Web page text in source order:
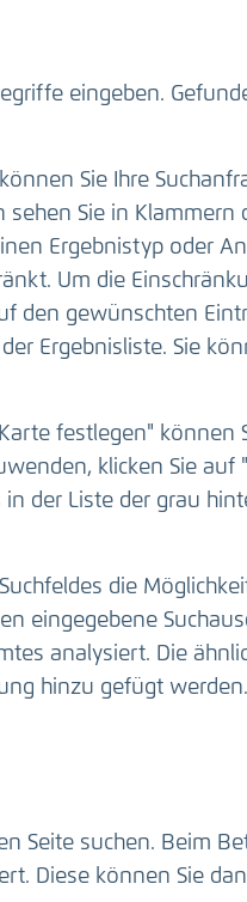
eingeben.
Sie Ihre
Sie in Klammern
Ergebnistyp oder
Um die
den gewünschten
Ergebnisliste. Sie
festlegen" können
klicken Sie auf
der Liste der grau
die
eingegebene
analysiert. Die
hinzu gefügt werden.
Seite suchen. Beim
Diese können Sie